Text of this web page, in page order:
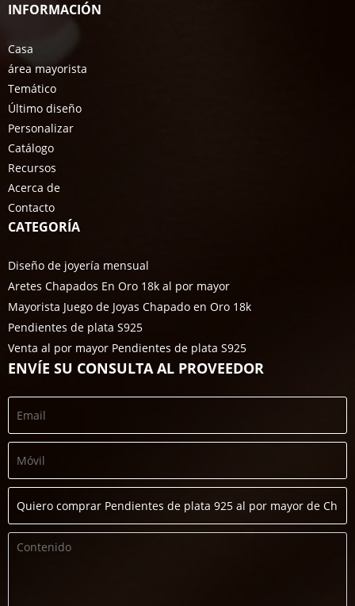
INFORMACIÓN
Casa
área mayorista
Temático
Último diseño
Personalizar
Catálogo
Recursos
Acerca de
Contacto
CATEGORÍA
Diseño de joyería mensual
Aretes Chapados En Oro 18k al por mayor
Mayorista Juego de Joyas Chapado en Oro 18k
Pendientes de plata S925
Venta al por mayor Pendientes de plata S925
ENVÍE SU CONSULTA AL PROVEEDOR